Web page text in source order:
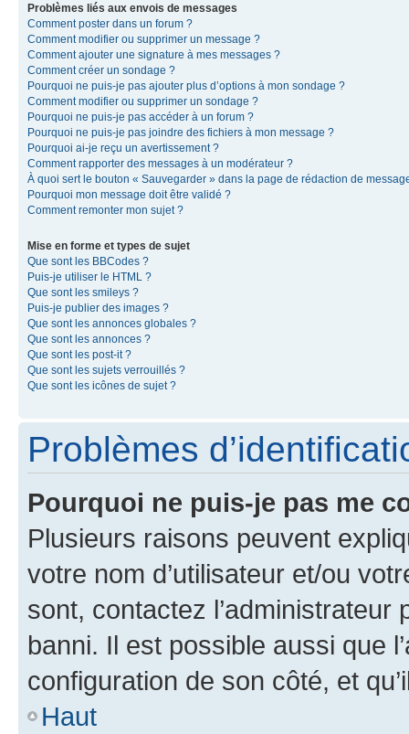
Problèmes liés aux envois de messages
Comment poster dans un forum ?
Comment modifier ou supprimer un message ?
Comment ajouter une signature à mes messages ?
Comment créer un sondage ?
Pourquoi ne puis-je pas ajouter plus d’options à mon sondage ?
Comment modifier ou supprimer un sondage ?
Pourquoi ne puis-je pas accéder à un forum ?
Pourquoi ne puis-je pas joindre des fichiers à mon message ?
Pourquoi ai-je reçu un avertissement ?
Comment rapporter des messages à un modérateur ?
À quoi sert le bouton « Sauvegarder » dans la page de rédaction de
Pourquoi mon message doit être validé ?
Comment remonter mon sujet ?
Mise en forme et types de sujet
Que sont les BBCodes ?
Puis-je utiliser le HTML ?
Que sont les smileys ?
Puis-je publier des images ?
Que sont les annonces globales ?
Que sont les annonces ?
Que sont les post-it ?
Que sont les sujets verrouillés ?
Que sont les icônes de sujet ?
Problèmes
Pourquoi ne puis-je pas me
Plusieurs raisons peuvent
votre nom d’utilisateur et/ou
sont, contactez l’administrateur
banni. Il est possible aussi que
configuration de son côté, et
Haut